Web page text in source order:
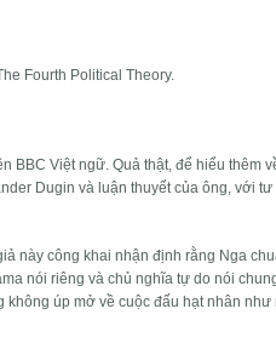
Fourth Political Theory.
BBC Việt ngữ. Quả thật, để hiểu thêm
Dugin và luận thuyết của ông, với tư
này công khai nhận định rằng Nga
nói riêng và chủ nghĩa tự do nói
úp mở về cuộc đấu hạt nhân như